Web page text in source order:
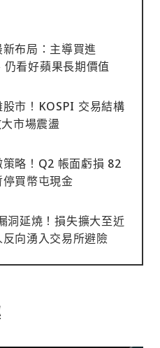
布局：主導買進
看好蘋果長期價值
市！KOSPI 交易結構
市場震盪
略！Q2 帳面虧損 82
買幣屯現金
洞延燒！損失擴大至近
向湧入交易所避險